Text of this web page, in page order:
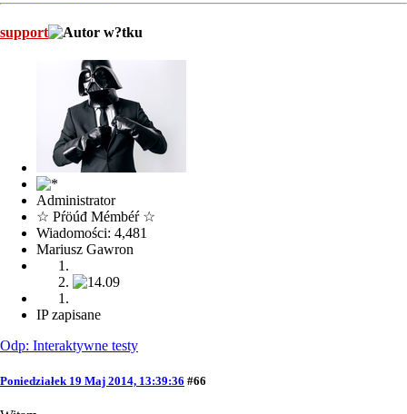
support
Administrator
☆ Pŕöúđ Mémbéŕ ☆
Wiadomości: 4,481
Mariusz Gawron
IP zapisane
Odp: Interaktywne testy
Poniedziałek 19 Maj 2014, 13:39:36 #66